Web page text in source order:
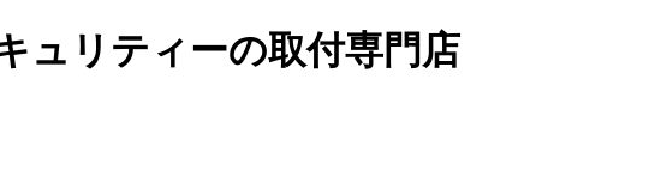
ュリティーの取付専門店